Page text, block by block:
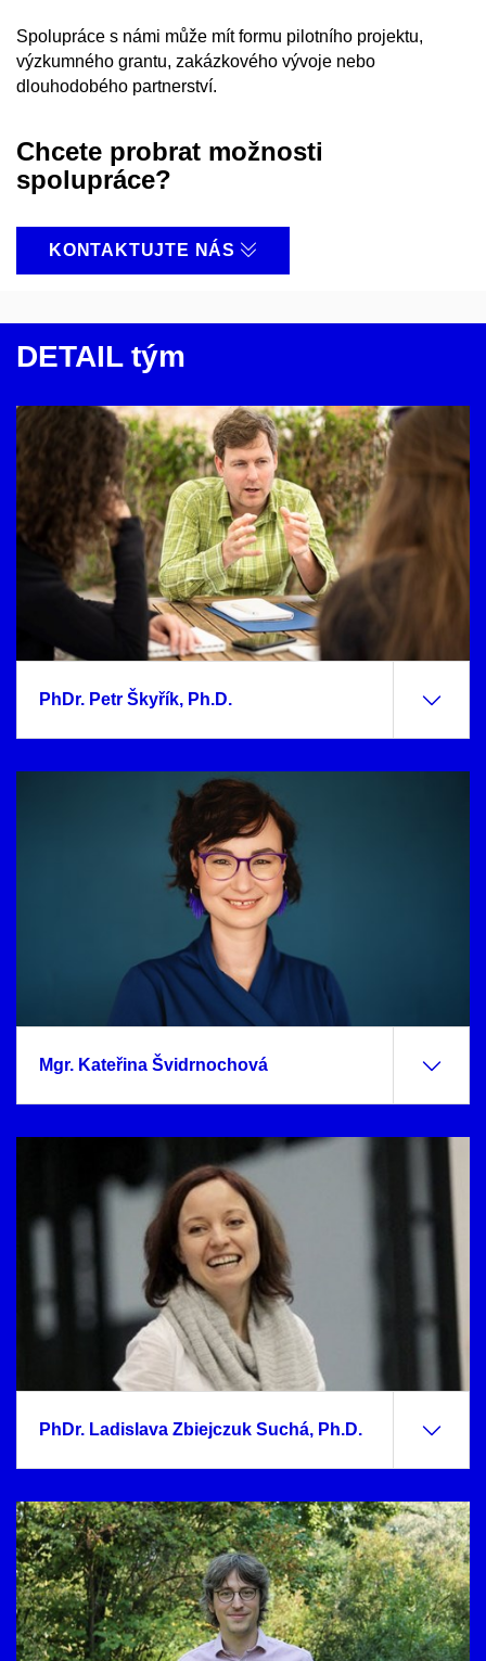
Spolupráce s námi může mít formu pilotního projektu,
výzkumného grantu, zakázkového vývoje nebo
dlouhodobého partnerství.
Chcete probrat možnosti
spolupráce?
KONTAKTUJTE NÁS
DETAIL tým
PhDr. Petr Škyřík, Ph.D.
Mgr. Kateřina Švidrnochová
PhDr. Ladislava Zbiejczuk Suchá, Ph.D.